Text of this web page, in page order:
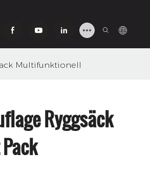
Multifunktionell
Ryggsäck